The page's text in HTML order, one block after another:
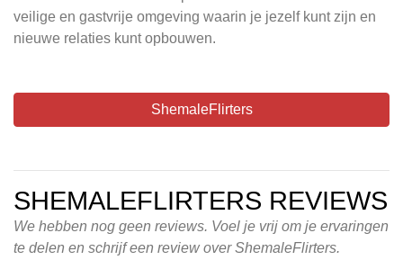
veilige en gastvrije omgeving waarin je jezelf kunt zijn en
nieuwe relaties kunt opbouwen.
ShemaleFlirters
SHEMALEFLIRTERS REVIEWS
We hebben nog geen reviews. Voel je vrij om je ervaringen
te delen en schrijf een review over ShemaleFlirters.